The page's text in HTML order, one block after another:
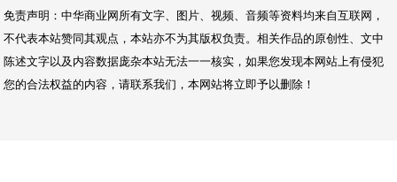
免责声明：中华商业网所有文字、图片、视频、音频等资料均来自互联网，
不代表本站赞同其观点，本站亦不为其版权负责。相关作品的原创性、文中
陈述文字以及内容数据庞杂本站无法一一核实，如果您发现本网站上有侵犯
您的合法权益的内容，请联系我们，本网站将立即予以删除！